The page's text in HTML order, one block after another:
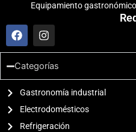
Equipamiento
F
a
c
e
b
o
o
k
I
n
s
t
a
g
r
a
m
Categorías
Gastronomía industrial
Electrodomésticos
Refrigeración